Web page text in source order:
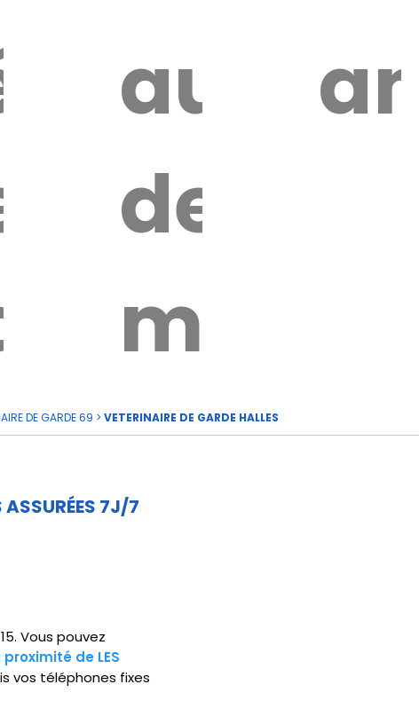
autour
de
moi
DE GARDE 69 > VETERINAIRE DE GARDE HALLES
ASSURÉES 7J/7
Vous pouvez
de LES
vos téléphones fixes